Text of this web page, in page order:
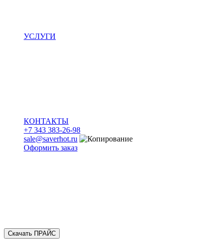
УСЛУГИ
КОНТАКТЫ
+7 343 383-26-98
sale@saverhot.ru
Оформить заказ
Скачать ПРАЙС